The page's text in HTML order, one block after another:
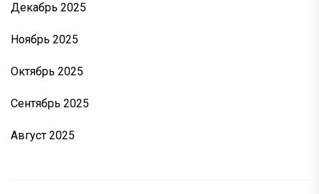
Декабрь 2025
Ноябрь 2025
Октябрь 2025
Сентябрь 2025
Август 2025